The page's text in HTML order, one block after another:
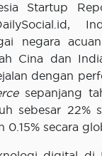
Startup
negara
Cina dan
dengan
sepanjang
sebesar 22%
0.15% secara